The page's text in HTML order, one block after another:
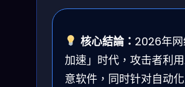
核心結論： 2026年
加速」时代，攻击者利
意软件，同时针对自动